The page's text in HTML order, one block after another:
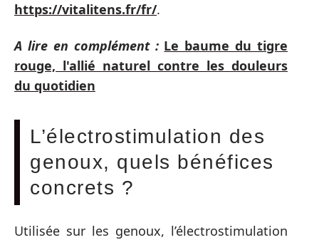
https://vitalitens.fr/fr/.
A lire en complément : Le baume du tigre
rouge, l'allié naturel contre les douleurs
du quotidien
L’électrostimulation des
genoux, quels bénéfices
concrets ?
Utilisée sur les genoux, l’électrostimulation